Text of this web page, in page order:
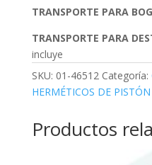
TRANSPORTE PARA
TRANSPORTE PARA
incluye
SKU: 01-46512 Categoría:
HERMÉTICOS DE PISTÓN
Productos